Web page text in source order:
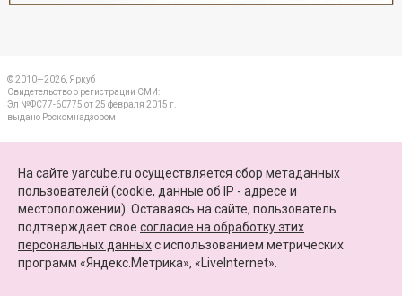
© 2010—2026, Яркуб
Свидетельство о регистрации СМИ:
Эл №ФС77-60775 от 25 февраля 2015 г.
выдано Роскомнадзором
ПАРТНЕРЫ
КАРТА САЙТА
+7 (4852) 64-15-52
На сайте yarcube.ru осуществляется сбор метаданных
пользователей (cookie, данные об IP - адресе и
местоположении). Оставаясь на сайте, пользователь
подтверждает свое согласие на обработку этих
персональных данныхc использованием метрических
программ «Яндекс.Метрика», «LiveInternet».